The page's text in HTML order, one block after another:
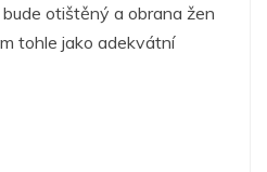
otištěný a obrana žen
tohle jako adekvátní